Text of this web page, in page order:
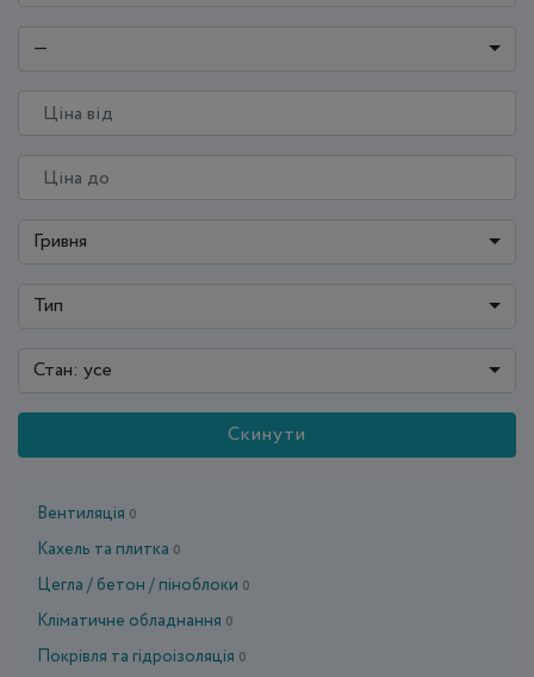
—
Гривня
Тип
Стан: усе
Скинути
Вентиляція 0
Кахель та плитка 0
Цегла / бетон / піноблоки 0
Кліматичне обладнання 0
Покрівля та гідроізоляція 0